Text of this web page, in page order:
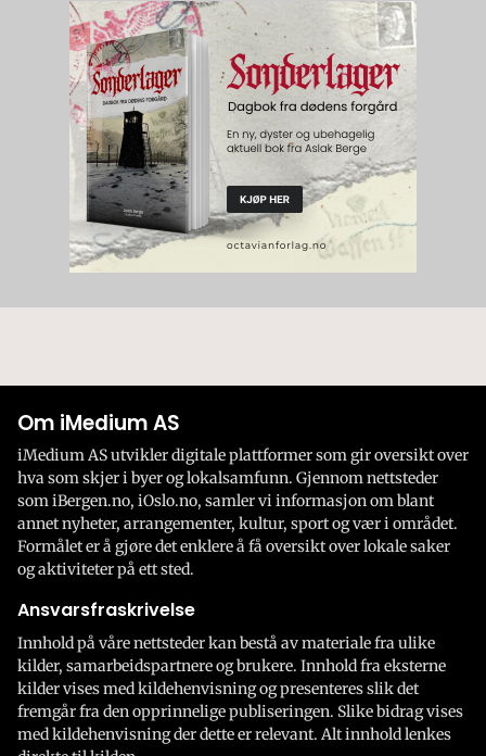
Om iMedium AS
iMedium AS utvikler digitale plattformer som gir oversikt over
hva som skjer i byer og lokalsamfunn. Gjennom nettsteder
som iBergen.no, iOslo.no, samler vi informasjon om blant
annet nyheter, arrangementer, kultur, sport og vær i området.
Formålet er å gjøre det enklere å få oversikt over lokale saker
og aktiviteter på ett sted.
Ansvarsfraskrivelse
Innhold på våre nettsteder kan bestå av materiale fra ulike
kilder, samarbeidspartnere og brukere. Innhold fra eksterne
kilder vises med kildehenvisning og presenteres slik det
fremgår fra den opprinnelige publiseringen. Slike bidrag vises
med kildehenvisning der dette er relevant. Alt innhold lenkes